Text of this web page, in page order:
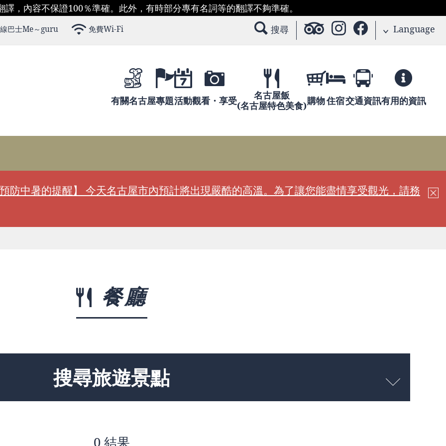
譯，內容不保證100％準確。此外，有時部分專有名詞等的翻譯不夠準確。
巴士Me～guru 免費Wi-Fi 搜尋 Language
有關名古屋專題活動觀看・享受
名古屋飯
(名古屋特色美食)購物住宿交通資訊有用的資訊
防中暑的提醒】 今天名古屋市內預計將出現嚴酷的高溫。為了讓您能盡情享受觀光，請務
餐廳
搜尋旅遊景點
0 結果